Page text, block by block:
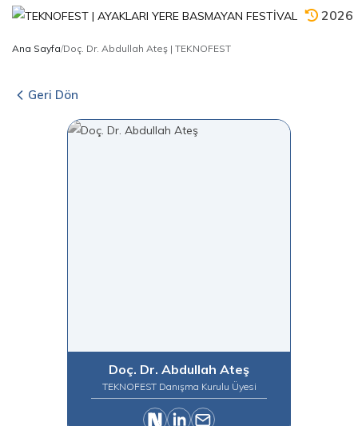
2026
Ana Sayfa/Doç. Dr. Abdullah Ateş | TEKNOFEST
Geri Dön
Doç. Dr. Abdullah Ateş
TEKNOFEST Danışma Kurulu Üyesi